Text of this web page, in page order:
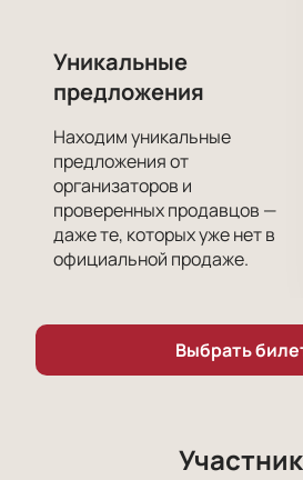
преувеличения можно было
высочайшего уровня
оформления.
Приятного просмотра!
Уникальные
предложения
Находим уникальные
предложения от
организаторов и
проверенных продавцов —
даже те, которых уже нет в
официальной продаже.
Выбрать